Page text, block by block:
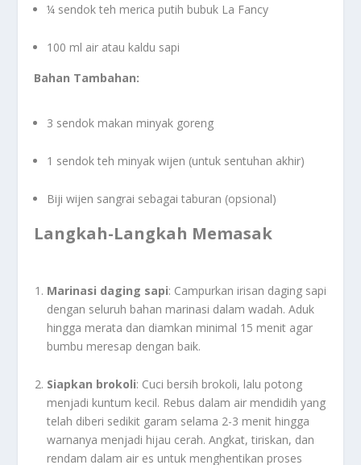
¼ sendok teh merica putih bubuk La Fancy
100 ml air atau kaldu sapi
Bahan Tambahan:
3 sendok makan minyak goreng
1 sendok teh minyak wijen (untuk sentuhan akhir)
Biji wijen sangrai sebagai taburan (opsional)
Langkah-Langkah Memasak
Marinasi daging sapi: Campurkan irisan daging sapi
dengan seluruh bahan marinasi dalam wadah. Aduk
hingga merata dan diamkan minimal 15 menit agar
bumbu meresap dengan baik.
Siapkan brokoli: Cuci bersih brokoli, lalu potong
menjadi kuntum kecil. Rebus dalam air mendidih yang
telah diberi sedikit garam selama 2-3 menit hingga
warnanya menjadi hijau cerah. Angkat, tiriskan, dan
rendam dalam air es untuk menghentikan proses